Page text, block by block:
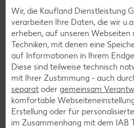
Zurück zur Übersicht
Weitere
Rezeptkategorien
Wir, die Kaufland Dienstleistung
verarbeiten Ihre Daten, die wir
erheben, auf unseren Webseiten
Techniken, mit denen eine
auf Informationen in Ihrem
Diese sind teilweise technisch
mit Ihrer Zustimmung - auch
separat oder gemeinsam
komfortable
Erstellung oder für
im Zusammenhang mit dem IAB